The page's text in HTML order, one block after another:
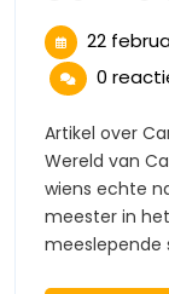
22
0
Artikel over Caravaggio Schilderijen De Betoverende
Wereld van
wiens echte
meester in
meeslepende